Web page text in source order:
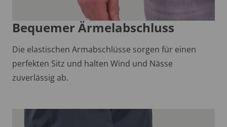
Bequemer Ärmelabschluss
Die elastischen Armabschlüsse sorgen für einen
perfekten Sitz und halten Wind und Nässe
zuverlässig ab.